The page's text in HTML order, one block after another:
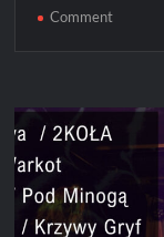
Commenton
na